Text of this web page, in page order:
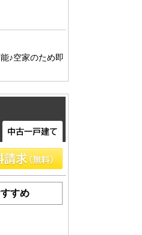
♪空家のため即
すめ